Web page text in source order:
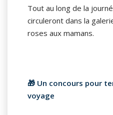
Tout au long de la
circuleront dans la
roses aux mamans.
🎁 Un concours pour
voyage